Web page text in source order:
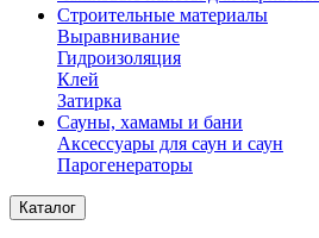
Строительные материалы
Выравнивание
Гидроизоляция
Клей
Затирка
Сауны, хамамы и бани
Аксессуары для саун и саун
Парогенераторы
Каталог